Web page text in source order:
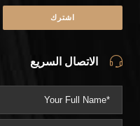
الاتصال السريع